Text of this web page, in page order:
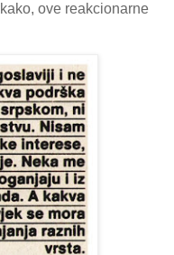
ove reakcionarne